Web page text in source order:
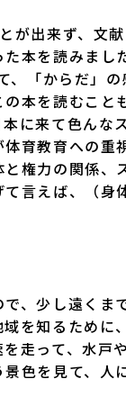
が出来ず、文
本を読みま
「からだ」
本を読むこ
に来て色ん
育教育への
権力の関係
言えば、（
、少し遠くま
を知るために
走って、水戸
色を見て、人